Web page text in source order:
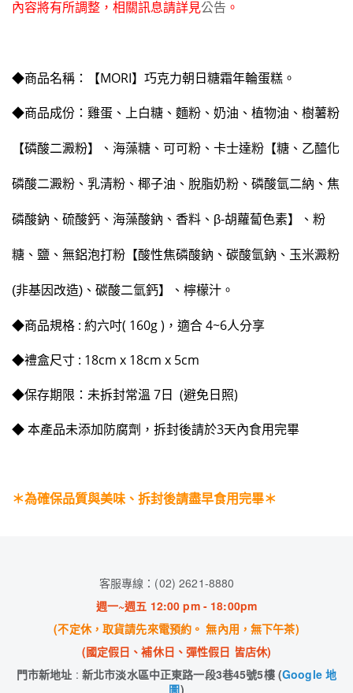
內容將有所調整，相關訊息請詳見公告 。
◆商品名稱：【MORI】巧克力朝日糖霜年輪蛋糕。
◆商品成份： 雞蛋、上白糖、麵粉、奶油、植物油、樹薯粉
【磷酸二澱粉】、海藻糖、可可粉、卡士達粉【糖、乙醯化
磷酸二澱粉、乳清粉、椰子油、脫脂奶粉、磷酸氫二納、焦
磷酸鈉、硫酸鈣、海藻酸鈉、香料、β-胡蘿蔔色素】、粉
糖、鹽、無鋁泡打粉【酸性焦磷酸鈉、碳酸氫鈉、玉米澱粉
(非基因改造)、碳酸二氫鈣】、檸檬汁。
◆商品規格 : 約六吋( 160g )，適合 4~6人分享
◆禮盒尺寸 : 18cm x 18cm x 5cm
◆保存期限：未拆封常溫 7日 (避免日照)
◆ 本產品未添加防腐劑，拆封後請於3天內食用完畢
＊為確保品質與美味、拆封後請盡早食用完畢＊
客服專線：(02) 2621-8880
週一~週五 12:00 pm - 18:00pm
(不定休，取貨請先來電預約。 無內用，無下午茶)
(國定假日、補休日、彈性假日 皆店休)
門市新地址 :新北市淡水區中正東路一段3巷45號5樓 (Google 地
圖)